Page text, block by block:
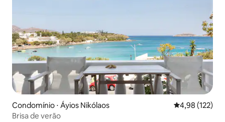
Condomínio ⋅ Áyios Nikólaos 4,98 de uma
4,98 (122)
Brisa de verão